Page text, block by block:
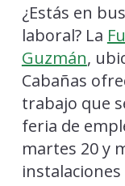
¿Estás en
laboral? La
Guzmán,
Cabañas
trabajo que
feria de
martes 20 y